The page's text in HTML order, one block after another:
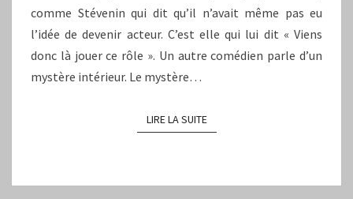
comme Stévenin qui dit qu’il n’avait même pas eu
l’idée de devenir acteur. C’est elle qui lui dit « Viens
donc là jouer ce rôle ». Un autre comédien parle d’un
mystère intérieur. Le mystère…
LIRE LA SUITELIRE LA SUITE